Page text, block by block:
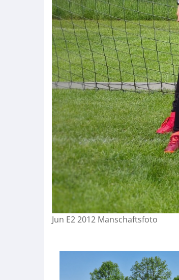
Jun E2 2012 Manschaftsfoto